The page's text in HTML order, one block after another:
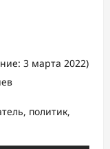
3 марта 2022)